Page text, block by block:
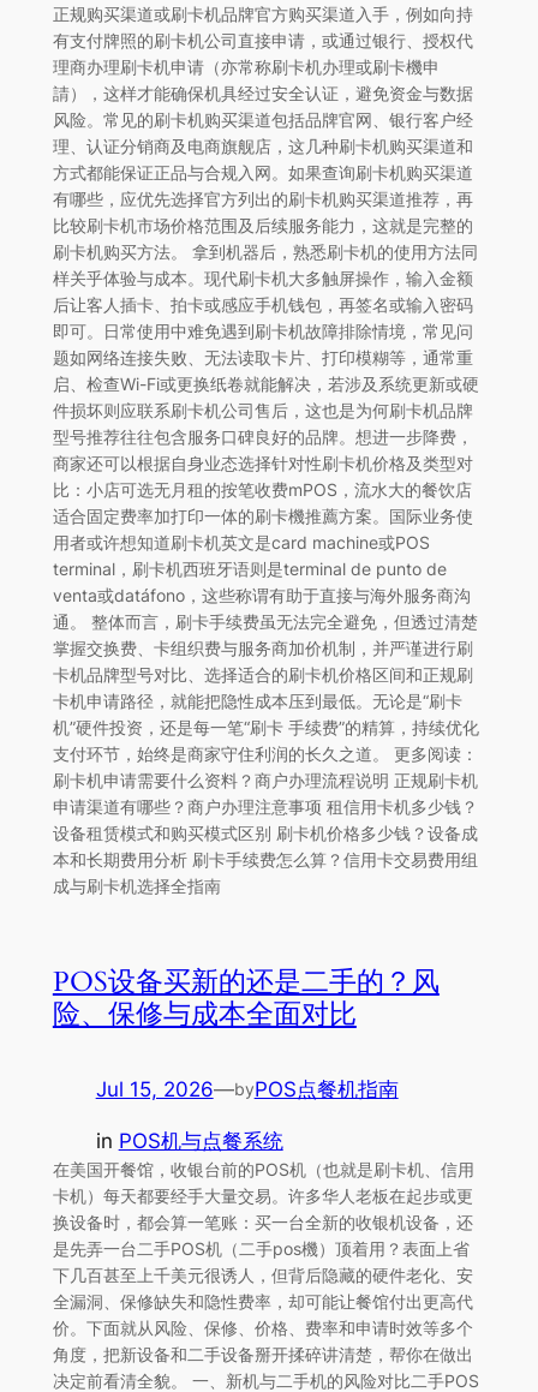
正规购买渠道或刷卡机品牌官方购买渠道入手，例如向持
有支付牌照的刷卡机公司直接申请，或通过银行、授权代
理商办理刷卡机申请（亦常称刷卡机办理或刷卡機申
請），这样才能确保机具经过安全认证，避免资金与数据
风险。常见的刷卡机购买渠道包括品牌官网、银行客户经
理、认证分销商及电商旗舰店，这几种刷卡机购买渠道和
方式都能保证正品与合规入网。如果查询刷卡机购买渠道
有哪些，应优先选择官方列出的刷卡机购买渠道推荐，再
比较刷卡机市场价格范围及后续服务能力，这就是完整的
刷卡机购买方法。 拿到机器后，熟悉刷卡机的使用方法同
样关乎体验与成本。现代刷卡机大多触屏操作，输入金额
后让客人插卡、拍卡或感应手机钱包，再签名或输入密码
即可。日常使用中难免遇到刷卡机故障排除情境，常见问
题如网络连接失败、无法读取卡片、打印模糊等，通常重
启、检查Wi-Fi或更换纸卷就能解决，若涉及系统更新或硬
件损坏则应联系刷卡机公司售后，这也是为何刷卡机品牌
型号推荐往往包含服务口碑良好的品牌。想进一步降费，
商家还可以根据自身业态选择针对性刷卡机价格及类型对
比：小店可选无月租的按笔收费mPOS，流水大的餐饮店
适合固定费率加打印一体的刷卡機推薦方案。国际业务使
用者或许想知道刷卡机英文是card machine或POS
terminal，刷卡机西班牙语则是terminal de punto de
venta或datáfono，这些称谓有助于直接与海外服务商沟
通。 整体而言，刷卡手续费虽无法完全避免，但透过清楚
掌握交换费、卡组织费与服务商加价机制，并严谨进行刷
卡机品牌型号对比、选择适合的刷卡机价格区间和正规刷
卡机申请路径，就能把隐性成本压到最低。无论是“刷卡
机”硬件投资，还是每一笔“刷卡 手续费”的精算，持续优化
支付环节，始终是商家守住利润的长久之道。 更多阅读：
刷卡机申请需要什么资料？商户办理流程说明 正规刷卡机
申请渠道有哪些？商户办理注意事项 租信用卡机多少钱？
设备租赁模式和购买模式区别 刷卡机价格多少钱？设备成
本和长期费用分析 刷卡手续费怎么算？信用卡交易费用组
成与刷卡机选择全指南
POS设备买新的还是二手的？风
险、保修与成本全面对比
Jul 15, 2026—byPOS点餐机指南
in POS机与点餐系统
在美国开餐馆，收银台前的POS机（也就是刷卡机、信用
卡机）每天都要经手大量交易。许多华人老板在起步或更
换设备时，都会算一笔账：买一台全新的收银机设备，还
是先弄一台二手POS机（二手pos機）顶着用？表面上省
下几百甚至上千美元很诱人，但背后隐藏的硬件老化、安
全漏洞、保修缺失和隐性费率，却可能让餐馆付出更高代
价。下面就从风险、保修、价格、费率和申请时效等多个
角度，把新设备和二手设备掰开揉碎讲清楚，帮你在做出
决定前看清全貌。 一、新机与二手机的风险对比二手POS